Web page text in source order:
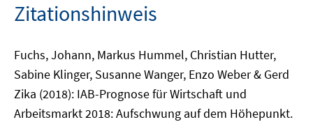
Zitationshinweis
Fuchs, Johann, Markus Hummel, Christian Hutter,
Sabine Klinger, Susanne Wanger, Enzo Weber & Gerd
Zika (2018): IAB-Prognose für Wirtschaft und
Arbeitsmarkt 2018: Aufschwung auf dem Höhepunkt.